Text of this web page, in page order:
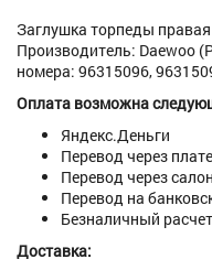
Заглушка торпеды
Производитель: Daewoo
номера: 96315096,
Оплата возможна
Яндекс.Деньги
Перевод через
Перевод через
Перевод на
Безналичный расчет
Доставка: